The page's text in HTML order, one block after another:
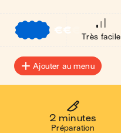
€€
Très facile
Ajouter au menu
2 minutes
Préparation